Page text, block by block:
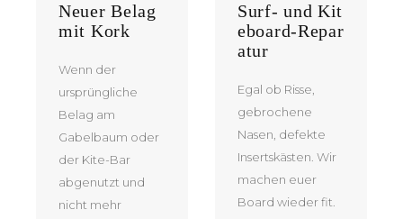
Neuer Belag
mit Kork
Wenn der
ursprüngliche
Belag am
Gabelbaum oder
der Kite-Bar
abgenutzt und
nicht mehr
Surf- und Kit
eboard-Repar
atur
Egal ob Risse,
gebrochene
Nasen, defekte
Insertskästen. Wir
machen euer
Board wieder fit.